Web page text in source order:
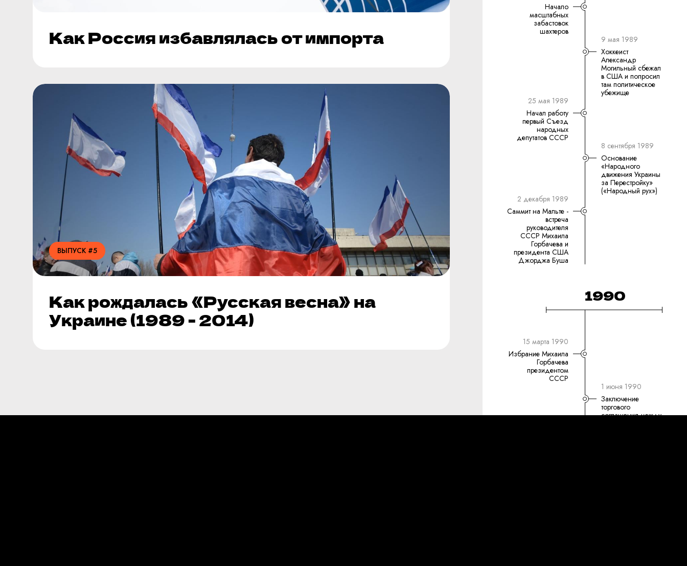
Как Россия избавлялась от импорта
ВЫПУСК #5
Как рождалась «Русская весна» на
Украине (1989 - 2014)
Начало
масштабных
забастовок
шахтеров
9 мая 1989
Хоккеист
Александр
Могильный сбежал
в США и попросил
там политическое
убежище
25 мая 1989
Начал работу
первый Съезд
народных
депутатов СССР
8 сентября 1989
Основание
«Народного
движения Украины
за Перестройку»
(«Народный рух»)
2 декабря 1989
Саммит на Мальте -
встреча
руководителя
СССР Михаила
Горбачева и
президента США
Джорджа Буша
1990
15 марта 1990
Избрание Михаила
Горбачева
президентом
СССР
1 июня 1990
Заключение
торгового
соглашения между